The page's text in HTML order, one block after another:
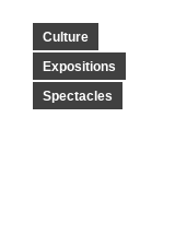
Culture
Expositions
Spectacles